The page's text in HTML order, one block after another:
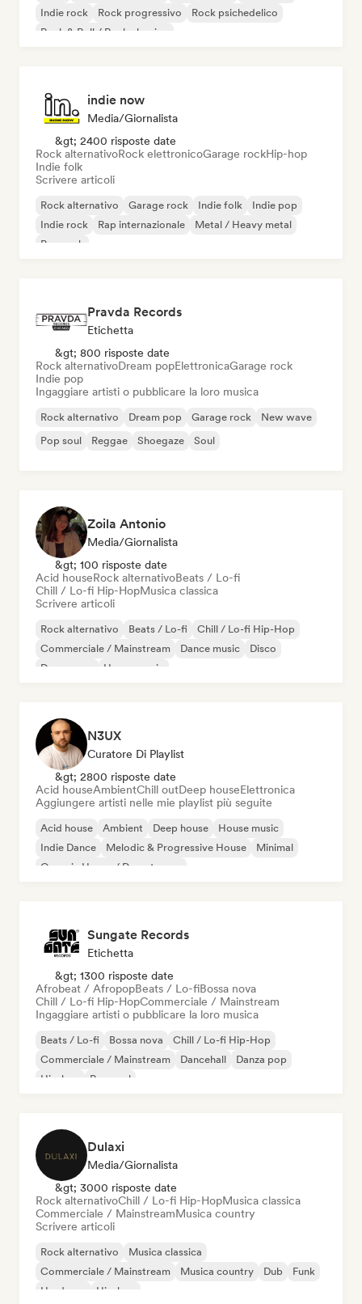
Indie rock
Rock progressivo
Rock psichedelico
Rock & Roll / Rock classico
indie now
Media/Giornalista
&gt; 2400 risposte date
Rock alternativoRock elettronicoGarage rockHip-hop
Indie folk
Scrivere articoli
Rock alternativo Garage rock Indie folk
Indie pop
Indie rock
Rap internazionale
Metal / Heavy metal
Pop rock
Pravda Records
Etichetta
&gt; 800 risposte date
Rock alternativoDream popElettronicaGarage rock
Indie pop
Ingaggiare artisti o pubblicare la loro musica
Rock alternativo Dream pop Garage rock
New wave
Pop soul
Reggae Shoegaze Soul
Zoila Antonio
Media/Giornalista
&gt; 100 risposte date
Acid houseRock alternativoBeats / Lo-fi
Chill / Lo-fi Hip-HopMusica classica
Scrivere articoli
Rock alternativo Beats / Lo-fi
Chill / Lo-fi Hip-Hop
Commerciale / Mainstream
Dance music
Disco
Dream pop
House music
N3UX
Curatore Di Playlist
&gt; 2800 risposte date
Acid houseAmbientChill outDeep houseElettronica
Aggiungere artisti nelle mie playlist più seguite
Acid house Ambient Deep house
House music
Indie Dance
Melodic & Progressive House
Minimal
Organic House / Downtempo
Sungate Records
Etichetta
&gt; 1300 risposte date
Afrobeat / AfropopBeats / Lo-fiBossa nova
Chill / Lo-fi Hip-HopCommerciale / Mainstream
Ingaggiare artisti o pubblicare la loro musica
Beats / Lo-fi Bossa nova
Chill / Lo-fi Hip-Hop
Commerciale / Mainstream
Dancehall
Danza pop
Hip-hop
Pop soul
Dulaxi
Media/Giornalista
&gt; 3000 risposte date
Rock alternativoChill / Lo-fi Hip-HopMusica classica
Commerciale / MainstreamMusica country
Scrivere articoli
Rock alternativo
Musica classica
Commerciale / Mainstream
Musica country Dub
Funk
Hardcore
Hip-hop